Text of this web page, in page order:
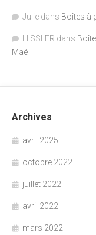
Julie dans Boîtes à
HISSLER dans
Maé
Archives
avril 2025
octobre 2022
juillet 2022
avril 2022
mars 2022